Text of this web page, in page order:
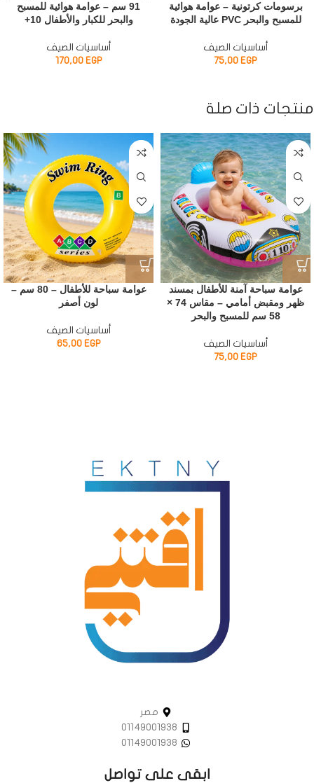
برسومات كرتونية – عوامة هوائية
للمسبح والبحر PVC عالية الجودة
أساسيات الصيف
75,00 EGP
91 سم – عوامة هوائية للمسبح
والبحر للكبار والأطفال 10+
أساسيات الصيف
170,00 EGP
منتجات ذات صلة
عوامة سباحة آمنة للأطفال بمسند
ظهر ومقبض أمامي – مقاس 74 ×
58 سم للمسبح والبحر
أساسيات الصيف
75,00 EGP
عوامة سباحة للأطفال – 80 سم –
لون أصفر
أساسيات الصيف
65,00 EGP
مصر
01149001938
01149001938
ابقى على تواصل